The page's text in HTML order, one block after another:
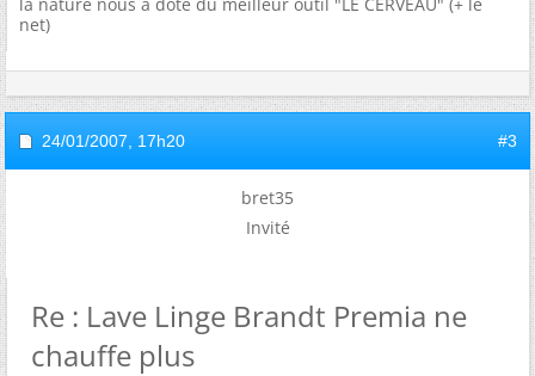
net)
24/01/2007, 17h20 #3
bret35
Invité
Re : Lave Linge Brandt Premia ne
chauffe plus